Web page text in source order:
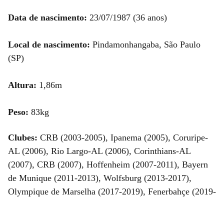
Data de nascimento: 23/07/1987 (36 anos)
Local de nascimento: Pindamonhangaba, São Paulo
(SP)
Altura: 1,86m
Peso: 83kg
Clubes: CRB (2003-2005), Ipanema (2005), Coruripe-
AL (2006), Rio Largo-AL (2006), Corinthians-AL
(2007), CRB (2007), Hoffenheim (2007-2011), Bayern
de Munique (2011-2013), Wolfsburg (2013-2017),
Olympique de Marselha (2017-2019), Fenerbahçe (2019-